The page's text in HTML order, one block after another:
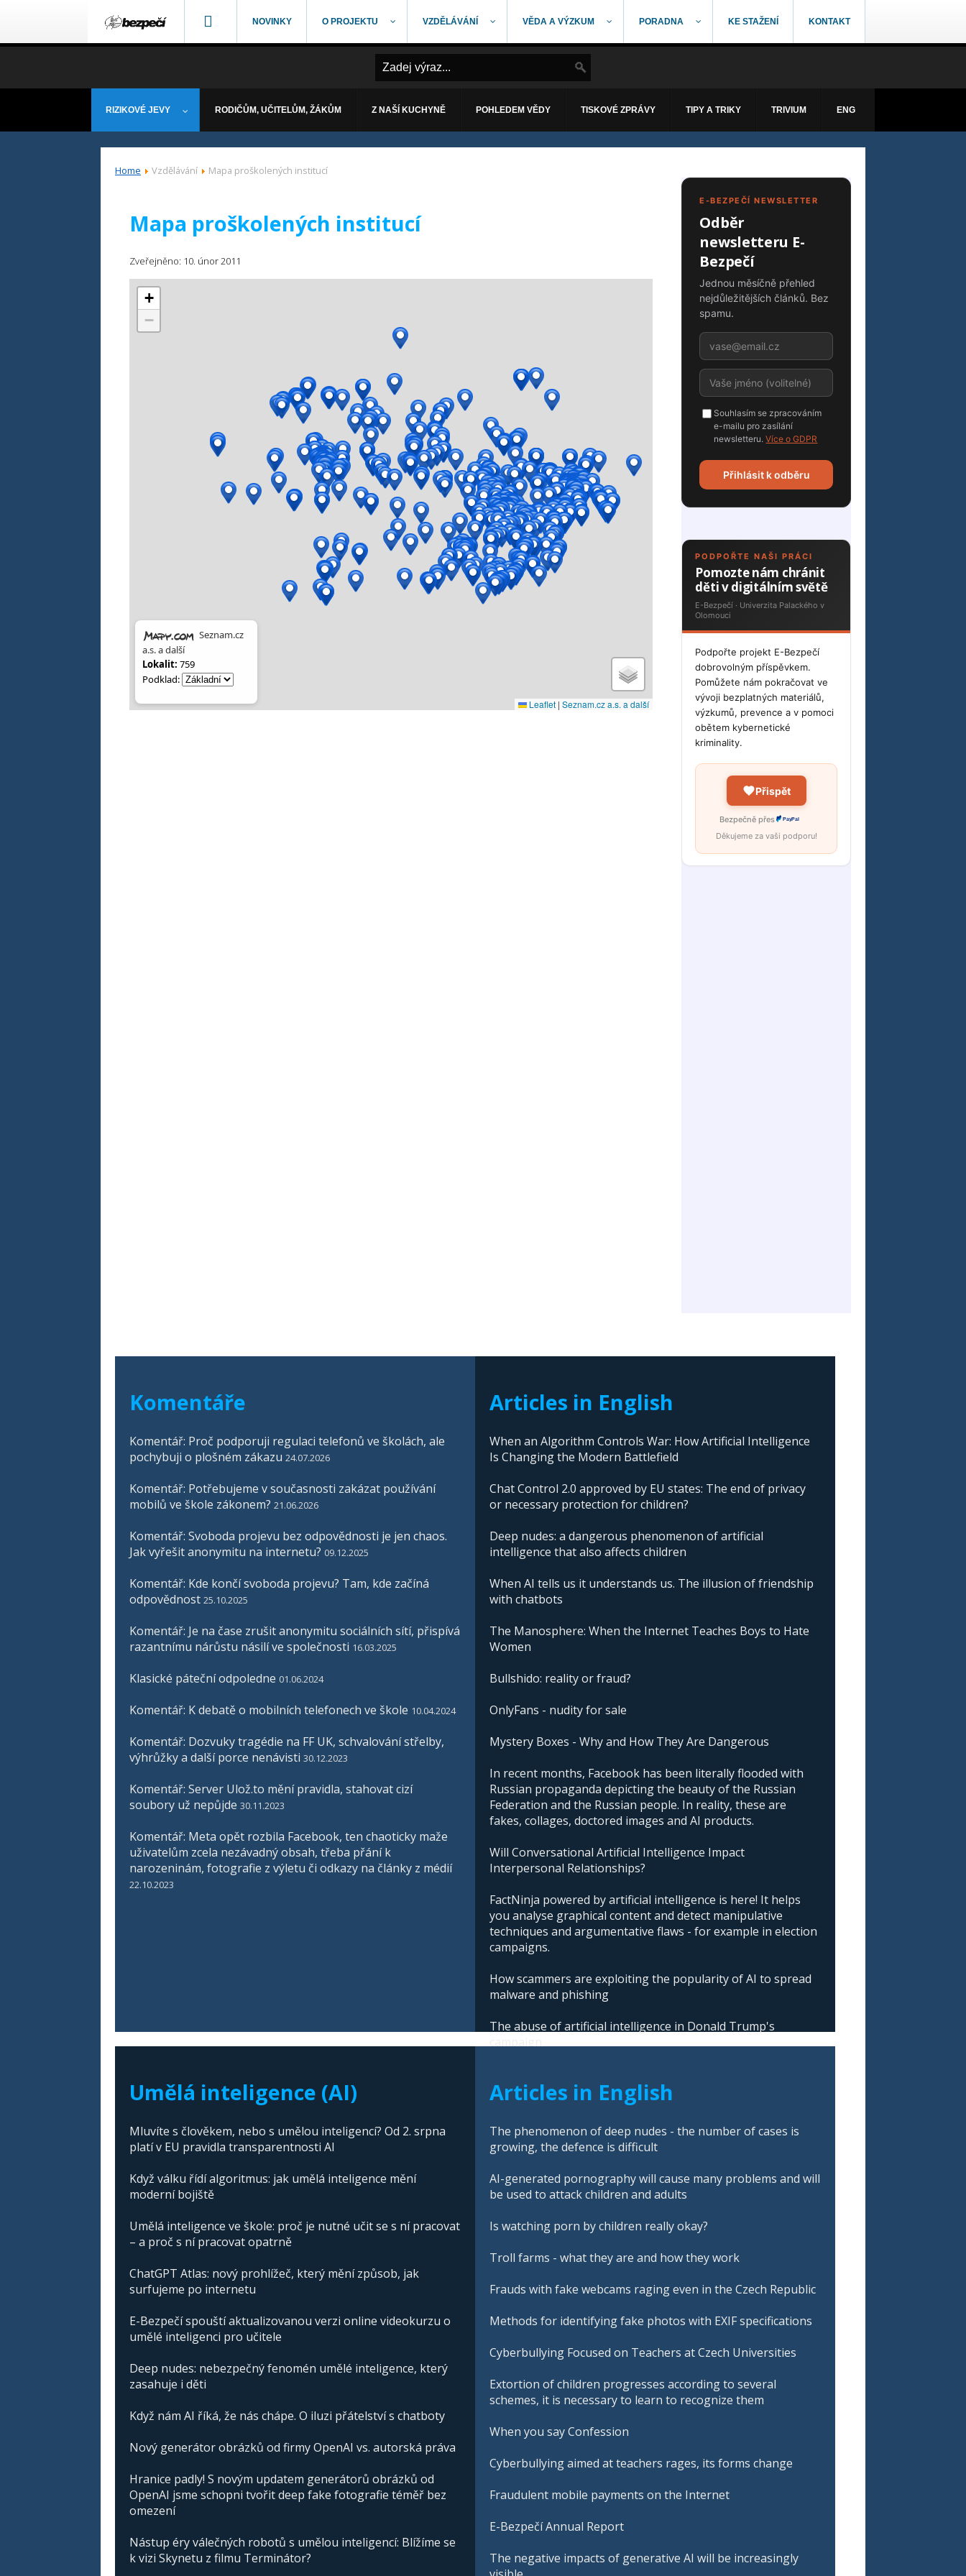
NOVINKY O PROJEKTU VZDĚLÁVÁNÍ VĚDA A VÝZKUM PORADNA KE STAŽENÍ KONTAKT
RIZIKOVÉ JEVY RODIČŮM, UČITELŮM, ŽÁKŮM Z NAŠÍ KUCHYNĚ POHLEDEM VĚDY TISKOVÉ ZPRÁVY TIPY A TRIKY TRIVIUM ENG
Home Vzdělávání Mapa proškolených institucí
E-BEZPEČÍ NEWSLETTER
Odběr
newsletteru E-
Bezpečí
Jednou měsíčně přehled
nejdůležitějších článků. Bez
spamu.
Souhlasím se zpracováním
e-mailu pro zasílání
newsletteru.Více o GDPR
Přihlásit k odběru
PODPOŘTE NAŠI PRÁCI
Pomozte nám chránit
děti v digitálním světě
E-Bezpečí · Univerzita Palackého v
Olomouci
Podpořte projekt E-Bezpečí
dobrovolným příspěvkem.
Pomůžete nám pokračovat ve
vývoji bezplatných materiálů,
výzkumů, prevence a v pomoci
obětem kybernetické
kriminality.
Přispět
Bezpečně přes PayPal
Děkujeme za vaši podporu!
Mapa proškolených institucí
Zveřejněno: 10. únor 2011
Komentáře
Komentář: Proč podporuji regulaci telefonů ve školách, ale
pochybuji o plošném zákazu 24.07.2026
Komentář: Potřebujeme v současnosti zakázat používání
mobilů ve škole zákonem? 21.06.2026
Komentář: Svoboda projevu bez odpovědnosti je jen chaos.
Jak vyřešit anonymitu na internetu? 09.12.2025
Komentář: Kde končí svoboda projevu? Tam, kde začíná
odpovědnost 25.10.2025
Komentář: Je na čase zrušit anonymitu sociálních sítí, přispívá
razantnímu nárůstu násilí ve společnosti 16.03.2025
Klasické páteční odpoledne 01.06.2024
Komentář: K debatě o mobilních telefonech ve škole 10.04.2024
Komentář: Dozvuky tragédie na FF UK, schvalování střelby,
výhrůžky a další porce nenávisti 30.12.2023
Komentář: Server Ulož.to mění pravidla, stahovat cizí
soubory už nepůjde 30.11.2023
Komentář: Meta opět rozbila Facebook, ten chaoticky maže
uživatelům zcela nezávadný obsah, třeba přání k
narozeninám, fotografie z výletu či odkazy na články z médií
22.10.2023
Articles in English
When an Algorithm Controls War: How Artificial Intelligence
Is Changing the Modern Battlefield
Chat Control 2.0 approved by EU states: The end of privacy
or necessary protection for children?
Deep nudes: a dangerous phenomenon of artificial
intelligence that also affects children
When AI tells us it understands us. The illusion of friendship
with chatbots
The Manosphere: When the Internet Teaches Boys to Hate
Women
Bullshido: reality or fraud?
OnlyFans - nudity for sale
Mystery Boxes - Why and How They Are Dangerous
In recent months, Facebook has been literally flooded with
Russian propaganda depicting the beauty of the Russian
Federation and the Russian people. In reality, these are
fakes, collages, doctored images and AI products.
Will Conversational Artificial Intelligence Impact
Interpersonal Relationships?
FactNinja powered by artificial intelligence is here! It helps
you analyse graphical content and detect manipulative
techniques and argumentative flaws - for example in election
campaigns.
How scammers are exploiting the popularity of AI to spread
malware and phishing
The abuse of artificial intelligence in Donald Trump's
Umělá inteligence (AI)
Mluvíte s člověkem, nebo s umělou inteligencí? Od 2. srpna
platí v EU pravidla transparentnosti AI
Když válku řídí algoritmus: jak umělá inteligence mění
moderní bojiště
Umělá inteligence ve škole: proč je nutné učit se s ní pracovat
– a proč s ní pracovat opatrně
ChatGPT Atlas: nový prohlížeč, který mění způsob, jak
surfujeme po internetu
E-Bezpečí spouští aktualizovanou verzi online videokurzu o
umělé inteligenci pro učitele
Deep nudes: nebezpečný fenomén umělé inteligence, který
zasahuje i děti
Když nám AI říká, že nás chápe. O iluzi přátelství s chatboty
Nový generátor obrázků od firmy OpenAI vs. autorská práva
Hranice padly! S novým updatem generátorů obrázků od
OpenAI jsme schopni tvořit deep fake fotografie téměř bez
omezení
Nástup éry válečných robotů s umělou inteligencí: Blížíme se
k vizi Skynetu z filmu Terminátor?
Articles in English
The phenomenon of deep nudes - the number of cases is
growing, the defence is difficult
AI-generated pornography will cause many problems and will
be used to attack children and adults
Is watching porn by children really okay?
Troll farms - what they are and how they work
Frauds with fake webcams raging even in the Czech Republic
Methods for identifying fake photos with EXIF specifications
Cyberbullying Focused on Teachers at Czech Universities
Extortion of children progresses according to several
schemes, it is necessary to learn to recognize them
When you say Confession
Cyberbullying aimed at teachers rages, its forms change
Fraudulent mobile payments on the Internet
E-Bezpečí Annual Report
The negative impacts of generative AI will be increasingly